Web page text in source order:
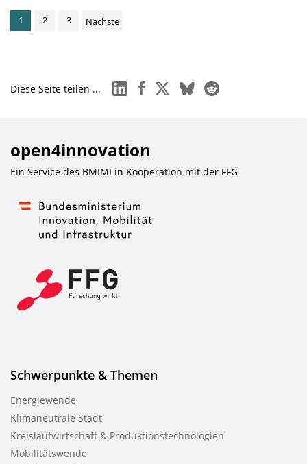
d
r
b
l
k
a
1 2 3 Nächste
Diese Seite teilen ... linkedinfacebook
x blueskyreddit
open4innovation
Ein Service des BMIMI in Kooperation mit der FFG
Schwerpunkte & Themen
Energiewende
Klimaneutrale Stadt
Kreislaufwirtschaft & Produktionstechnologien
Mobilitätswende